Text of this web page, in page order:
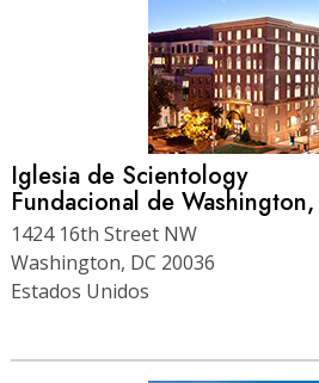
Iglesia de Scientology
Fundacional de
1424 16th Street NW
Washington, DC 20036
Estados Unidos